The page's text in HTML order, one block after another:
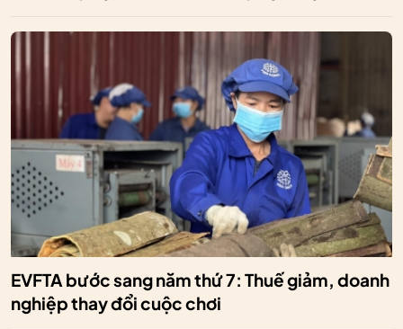
EVFTA bước sang năm thứ 7: Thuế giảm, doanh
nghiệp thay đổi cuộc chơi